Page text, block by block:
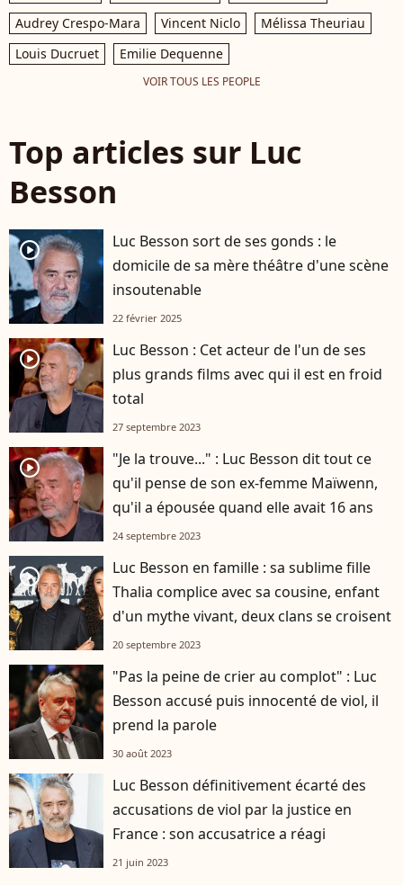
Audrey Crespo-Mara
Vincent Niclo
Mélissa Theuriau
Louis Ducruet
Emilie Dequenne
VOIR TOUS LES PEOPLE
Top articles sur Luc
Besson
player2
Luc Besson sort de ses gonds : le
domicile de sa mère théâtre d'une scène
insoutenable
22 février 2025
player2
Luc Besson : Cet acteur de l'un de ses
plus grands films avec qui il est en froid
total
27 septembre 2023
player2
"Je la trouve..." : Luc Besson dit tout ce
qu'il pense de son ex-femme Maïwenn,
qu'il a épousée quand elle avait 16 ans
24 septembre 2023
player2
Luc Besson en famille : sa sublime fille
Thalia complice avec sa cousine, enfant
d'un mythe vivant, deux clans se croisent
20 septembre 2023
"Pas la peine de crier au complot" : Luc
Besson accusé puis innocenté de viol, il
prend la parole
30 août 2023
Luc Besson définitivement écarté des
accusations de viol par la justice en
France : son accusatrice a réagi
21 juin 2023